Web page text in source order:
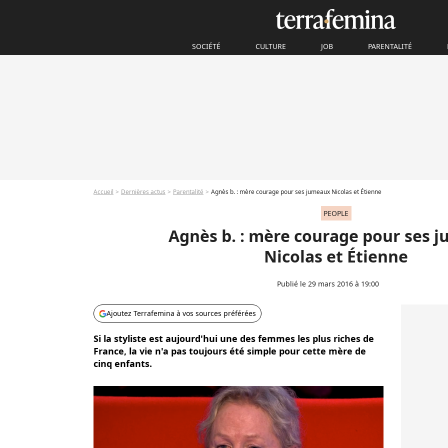
SOCIÉTÉ CULTURE JOB PARENTALITÉ
Accueil Dernières actus Parentalité Agnès b. : mère courage pour ses jumeaux Nicolas et Étienne
PEOPLE
Agnès b. : mère courage pour ses
Nicolas et Étienne
Publié le 29 mars 2016 à 19:00
Ajoutez Terrafemina à vos sources préférées
Si la styliste est aujourd'hui une des femmes les plus riches de
France, la vie n'a pas toujours été simple pour cette mère de
cinq enfants.